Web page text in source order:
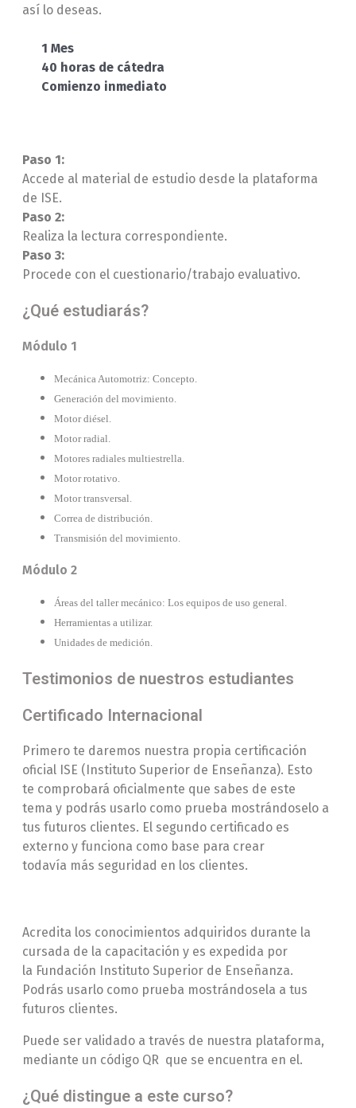
así lo deseas.
1 Mes
40 horas de cátedra
Comienzo inmediato
Paso 1:
Accede al material de estudio desde la plataforma
de ISE.
Paso 2:
Realiza la lectura correspondiente.
Paso 3:
Procede con el cuestionario/trabajo evaluativo.
¿Qué estudiarás?
Módulo 1
Mecánica Automotriz: Concepto.
Generación del movimiento.
Motor diésel.
Motor radial.
Motores radiales multiestrella.
Motor rotativo.
Motor transversal.
Correa de distribución.
Transmisión del movimiento.
Módulo 2
Áreas del taller mecánico: Los equipos de uso general.
Herramientas a utilizar.
Unidades de medición.
Testimonios de nuestros estudiantes
Certificado Internacional
Primero te daremos nuestra propia certificación
oficial ISE (Instituto Superior de Enseñanza). Esto
te comprobará oficialmente que sabes de este
tema y podrás usarlo como prueba mostrándoselo a
tus futuros clientes. El segundo certificado es
externo y funciona como base para crear
todavía más seguridad en los clientes.
Acredita los conocimientos adquiridos durante la
cursada de la capacitación y es expedida por
la Fundación Instituto Superior de Enseñanza.
Podrás usarlo como prueba mostrándosela a tus
futuros clientes.
Puede ser validado a través de nuestra plataforma,
mediante un código QR que se encuentra en el.
¿Qué distingue a este curso?